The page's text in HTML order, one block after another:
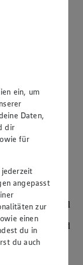
in eine Schüssel
Den Sauerteig
ml Wasser und
Teig
an einem
lassen.
ein, um
Daten,
dir
für
angepasst
zur
einen
du in
du auch